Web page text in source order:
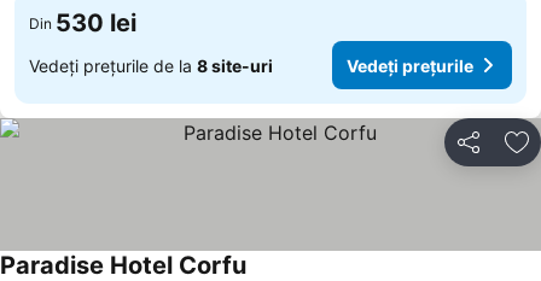
Din 530 lei
Vedeți prețurile de la 8 site-uri Vedeți prețurile
Distribuiți
Paradise Hotel Corfu